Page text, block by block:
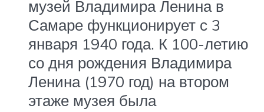
музей Владимира Ленина в
Самаре функционирует с 3
января 1940 года. К 100-летию
со дня рождения Владимира
Ленина (1970 год) на втором
этаже музея была